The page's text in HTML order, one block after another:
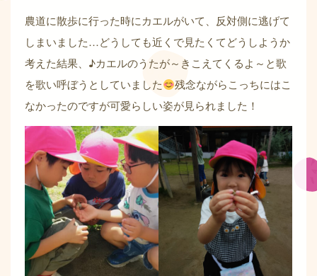
農道に散歩に行った時にカエルがいて、反対側に逃げて
しまいました…どうしても近くで見たくてどうしようか
考えた結果、♪カエルのうたが～きこえてくるよ～と歌
を歌い呼ぼうとしていました
残念ながらこっちにはこ
なかったのですが可愛らしい姿が見られました！